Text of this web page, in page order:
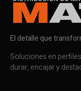
El detalle que
Soluciones en
durar, encajar y